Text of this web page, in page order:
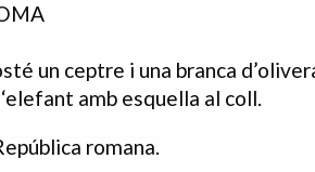
un ceptre i una branca
amb esquella al coll.
romana.